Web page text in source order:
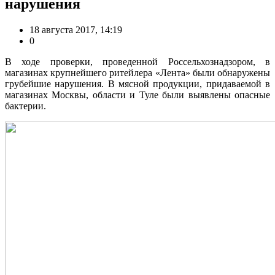
нарушения
18 августа 2017, 14:19
0
В ходе проверки, проведенной Россельхознадзором, в
магазинах крупнейшего ритейлера «Лента» были обнаружены
грубейшие нарушения. В мясной продукции, придаваемой в
магазинах Москвы, области и Туле были выявлены опасные
бактерии.